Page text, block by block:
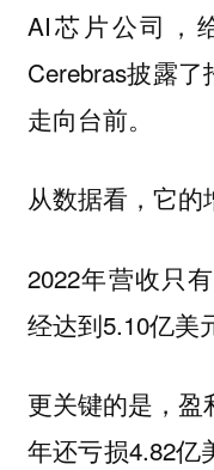
AI芯片公司，
Cerebras披露
走向台前。
从数据看，它的
2022年营收只
经达到5.10亿美
更关键的是，盈
年还亏损4.82亿